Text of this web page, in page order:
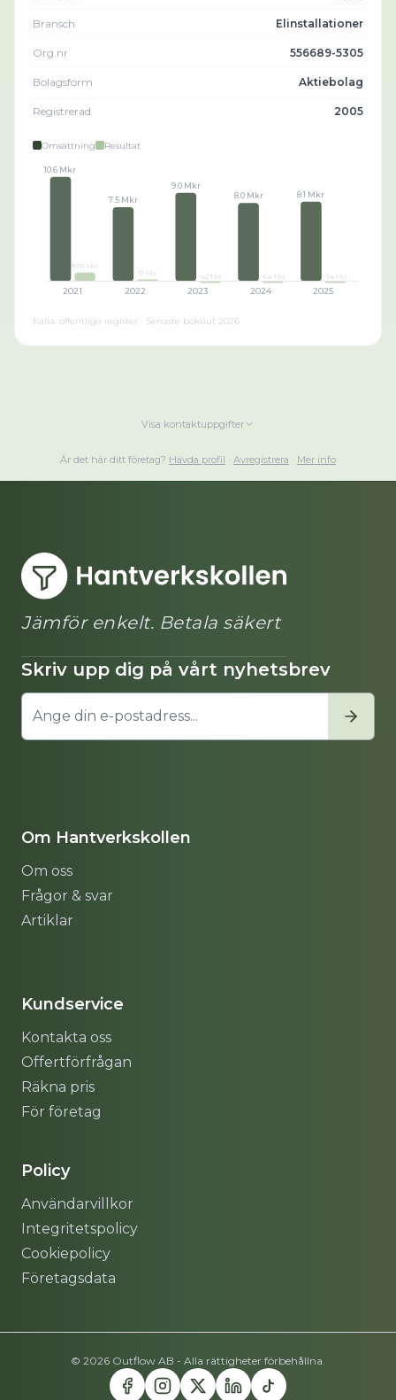
Bransch Elinstallationer
Org.nr 556689-5305
Bolagsform Aktiebolag
Registrerad 2005
Omsättning Resultat
10.6 Mkr
876 tkr
2021
7.5 Mkr
31 tkr
2022
9.0 Mkr
-42 tkr
2023
8.0 Mkr
-64 tkr
2024
8.1 Mkr
-54 tkr
2025
Källa: offentliga register · Senaste bokslut 2026
Visa kontaktuppgifter
Är det här ditt företag? Hävda profil · Avregistrera · Mer info
Jämför enkelt. Betala säkert
Skriv upp dig på vårt nyhetsbrev
Om Hantverkskollen
Om oss
Frågor & svar
Artiklar
Kundservice
Kontakta oss
Offertförfrågan
Räkna pris
För företag
Policy
Användarvillkor
Integritetspolicy
Cookiepolicy
Företagsdata
© 2026 Outflow AB - Alla rättigheter förbehållna.